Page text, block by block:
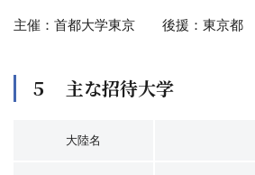
主催：首都大学東京 後援：東京都
５ 主な招待大学
大陸名